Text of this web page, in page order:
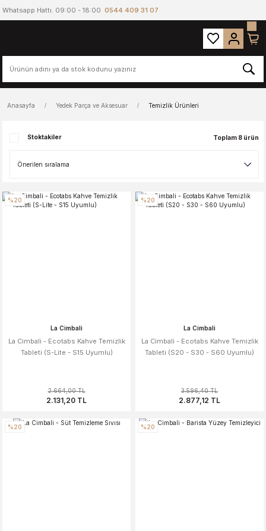
Whatsapp Hattı. 09:00 - 18:00 0544 409 31 07
Anasayfa Yedek Parça ve Aksesuar Temizlik Ürünleri
Stoktakiler Toplam 8 ürün
%20
La Cimbali
La Cimbali - Ecotabs Kahve Temizlik
Tableti (S-Lite - S15 Uyumlu)
2.664,00 TL
2.131,20 TL
%20
La Cimbali
La Cimbali - Ecotabs Kahve Temizlik
Tableti (S20 - S30 - S60 Uyumlu)
3.596,40 TL
2.877,12 TL
%20 %20